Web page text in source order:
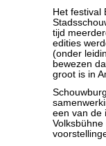
Het festival
tijd
edities
(onder
bewezen
groot is in
een van de